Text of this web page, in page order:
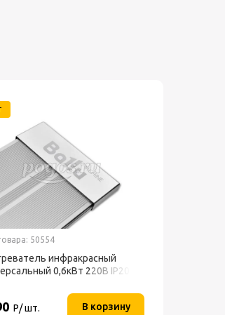
50554
инфракрасный
0,6кВт 220В IP20
Р/ шт. В корзину